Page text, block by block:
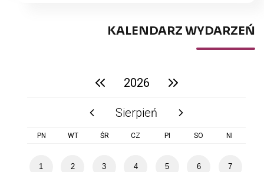
KALENDARZ WYDARZEŃ
poprzedni rok
2026 następny rok
poprzedni miesiąc
Sierpień następny miesiąc
PN WT ŚR CZ PI SO NI
1 2 3 4 5 6 7